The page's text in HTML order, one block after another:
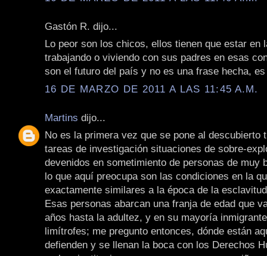
Gastón R. dijo...
Lo peor son los chicos, ellos tienen que estar en
trabajando o viviendo con sus padres en esas
son el futuro del país y no es una frase hecha,
16 DE MARZO DE 2011 A LAS 11:45 A.M.
Martins dijo...
No es la primera vez que se pone al descubierto
tareas de investigación situaciones de sobre-
devenidos en sometimiento de personas de muy
lo que aquí preocupa son las condiciones en la
exactamente similares a la época de la
Esas personas abarcan una franja de edad que
años hasta la adultez, y en su mayoría
limítrofes; me pregunto entonces, dónde están
defienden y se llenan la boca con los Derechos